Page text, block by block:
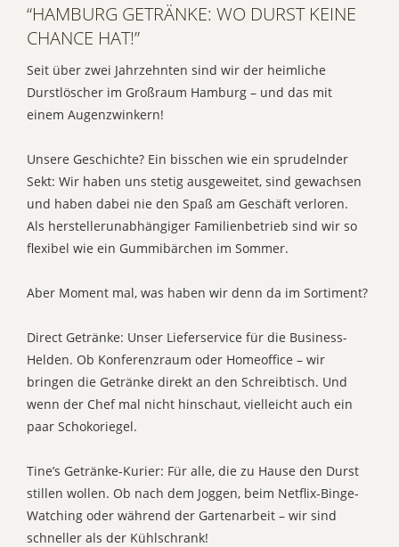
von Produkten: Mineralwasser, Säfte,
Limonaden, Biere, Sekt, Wein, Champagner,
Haushaltswaren. Die Preise sind günstig, und
die Lieferung erfolgt zuverlässig. So bleibt der
Durst nie ungestillt!
“HAMBURG GETRÄNKE: WO DURST KEINE
CHANCE HAT!”
Seit über zwei Jahrzehnten sind wir der heimliche
Durstlöscher im Großraum Hamburg – und das mit
einem Augenzwinkern!
Unsere Geschichte? Ein bisschen wie ein sprudelnder
Sekt: Wir haben uns stetig ausgeweitet, sind gewachsen
und haben dabei nie den Spaß am Geschäft verloren.
Als herstellerunabhängiger Familienbetrieb sind wir so
flexibel wie ein Gummibärchen im Sommer.
Aber Moment mal, was haben wir denn da im Sortiment?
Direct Getränke: Unser Lieferservice für die Business-
Helden. Ob Konferenzraum oder Homeoffice – wir
bringen die Getränke direkt an den Schreibtisch. Und
wenn der Chef mal nicht hinschaut, vielleicht auch ein
paar Schokoriegel.
Tine’s Getränke-Kurier: Für alle, die zu Hause den Durst
stillen wollen. Ob nach dem Joggen, beim Netflix-Binge-
Watching oder während der Gartenarbeit – wir sind
schneller als der Kühlschrank!